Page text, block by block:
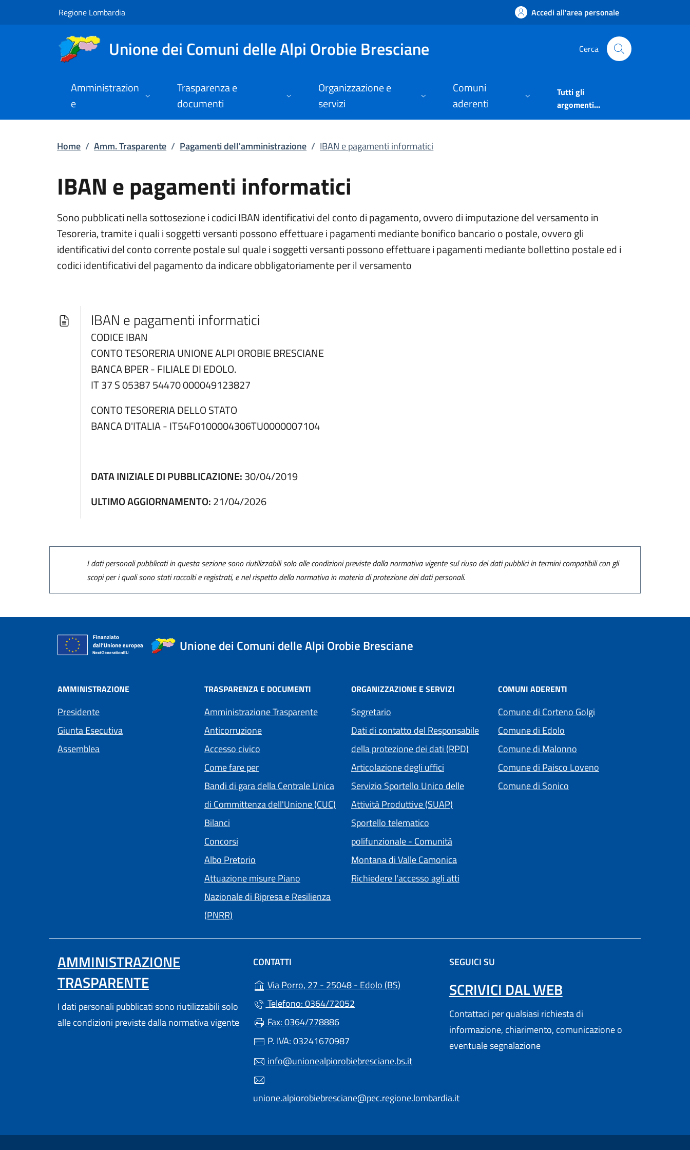
Vai al contenuto principale
IBAN e pagamenti informatici | Pagamenti
Regione Lombardia Accedi all'area personale
Unione dei Comuni delle Alpi Orobie Bresciane Cerca
Amministrazion
e
Trasparenza e
documenti
Organizzazione e
servizi
Comuni
aderenti
Tutti gli
argomenti...
Home / Amm. Trasparente / Pagamenti dell'amministrazione / IBAN e pagamenti informatici
IBAN e pagamenti informatici
Sono pubblicati nella sottosezione i codici IBAN identificativi del conto di pagamento, ovvero di imputazione del versamento in
Tesoreria, tramite i quali i soggetti versanti possono effettuare i pagamenti mediante bonifico bancario o postale, ovvero gli
identificativi del conto corrente postale sul quale i soggetti versanti possono effettuare i pagamenti mediante bollettino postale ed i
codici identificativi del pagamento da indicare obbligatoriamente per il versamento
IBAN e pagamenti informatici
CODICE IBAN
CONTO TESORERIA UNIONE ALPI OROBIE BRESCIANE
BANCA BPER - FILIALE DI EDOLO.
IT 37 S 05387 54470 000049123827
CONTO TESORERIA DELLO STATO
BANCA D'ITALIA - IT54F0100004306TU0000007104
DATA INIZIALE DI PUBBLICAZIONE:30/04/2019
ULTIMO AGGIORNAMENTO:21/04/2026
I dati personali pubblicati in questa sezione sono riutilizzabili solo alle condizioni previste dalla normativa vigente sul riuso dei dati pubblici in termini compatibili con gli
scopi per i quali sono stati raccolti e registrati, e nel rispetto della normativa in materia di protezione dei dati personali.
Unione dei Comuni delle Alpi Orobie Bresciane
AMMINISTRAZIONE
Presidente
Giunta Esecutiva
Assemblea
TRASPARENZA E DOCUMENTI
Amministrazione Trasparente
Anticorruzione
Accesso civico
Come fare per
Bandi di gara della Centrale Unica
di Committenza dell'Unione (CUC)
Bilanci
Concorsi
Albo Pretorio
Attuazione misure Piano
Nazionale di Ripresa e Resilienza
(PNRR)
ORGANIZZAZIONE E SERVIZI
Segretario
Dati di contatto del Responsabile
della protezione dei dati (RPD)
Articolazione degli uffici
Servizio Sportello Unico delle
Attività Produttive (SUAP)
Sportello telematico
polifunzionale - Comunità
Montana di Valle Camonica
Richiedere l'accesso agli atti
COMUNI ADERENTI
Comune di Corteno Golgi
Comune di Edolo
Comune di Malonno
Comune di Paisco Loveno
Comune di Sonico
AMMINISTRAZIONE
TRASPARENTE
I dati personali pubblicati sono riutilizzabili solo
alle condizioni previste dalla normativa vigente
CONTATTI
Via Porro, 27 - 25048 - Edolo (BS) (apre in un'altra scheda).
Telefono: 0364/72052
Fax: 0364/778886
P. IVA: 03241670987
info@unionealpiorobiebresciane.bs.it
unione.alpiorobiebresciane@pec.regione.lombardia.it
SEGUICI SU
SCRIVICI DAL WEB
Contattaci per qualsiasi richiesta di
informazione, chiarimento, comunicazione o
eventuale segnalazione